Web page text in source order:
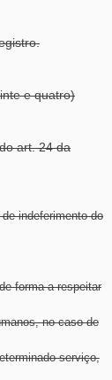
e quatro)
art. 24 da
indeferimento do
forma a respeitar
no caso de
serviço,